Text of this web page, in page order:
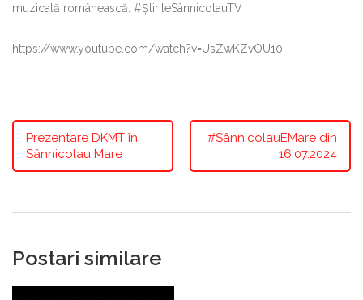
muzicală românească. #ȘtirileSânnicolauTV
https://www.youtube.com/watch?v=UsZwKZvOU10
Prezentare DKMT în
Sânnicolau Mare
#SânnicolauEMare din
16.07.2024
Postari similare